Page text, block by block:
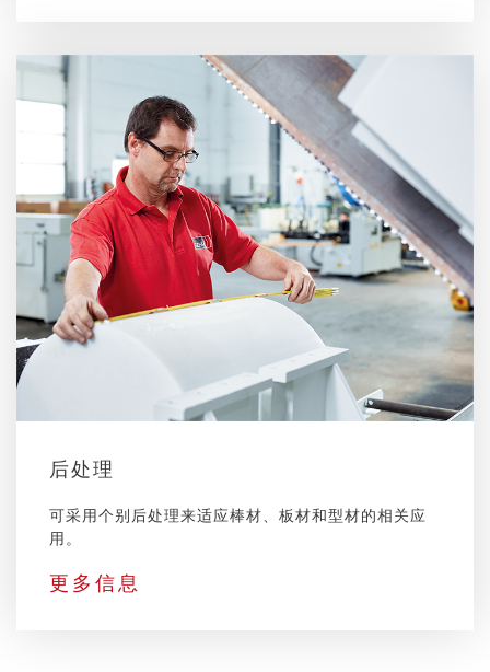
后处理
可采用个别后处理来适应棒材、板材和型材的相关应
用。
更多信息